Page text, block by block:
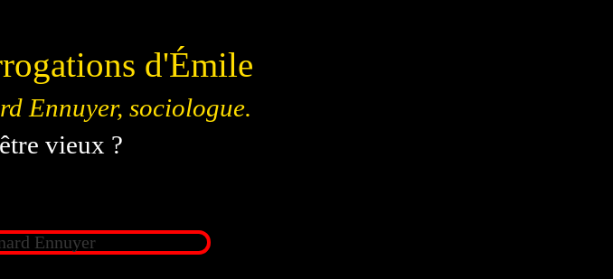
d'Émile
Ennuyer, sociologue.
vieux ?